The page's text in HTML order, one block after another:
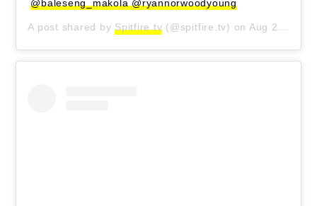
@baleseng_makola @ryannorwoodyoung
A post shared by Spitfire.tv (@spitfire.tv) on Aug 21, 2020 at 1:40am PDT